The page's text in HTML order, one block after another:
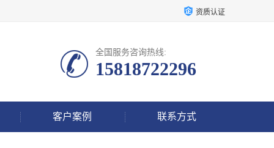
资质认证
全国服务咨询热线:
15818722296
客户案例 联系方式